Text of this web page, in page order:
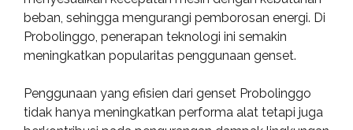
beban, sehingga mengurangi pemborosan energi. Di
Probolinggo, penerapan teknologi ini semakin
meningkatkan popularitas penggunaan genset.
Penggunaan yang efisien dari genset Probolinggo
tidak hanya meningkatkan performa alat tetapi juga